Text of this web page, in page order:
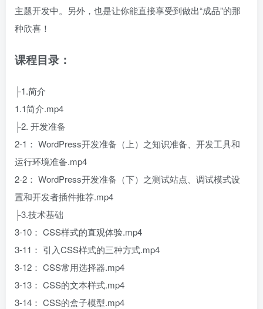
主题开发中。另外，也是让你能直接享受到做出“成品”的那
种欣喜！
课程目录：
├1.简介
1.1简介.mp4
├2. 开发准备
2-1： WordPress开发准备（上）之知识准备、开发工具和
运行环境准备.mp4
2-2： WordPress开发准备（下）之测试站点、调试模式设
置和开发者插件推荐.mp4
├3.技术基础
3-10： CSS样式的直观体验.mp4
3-11： 引入CSS样式的三种方式.mp4
3-12： CSS常用选择器.mp4
3-13： CSS的文本样式.mp4
3-14： CSS的盒子模型.mp4